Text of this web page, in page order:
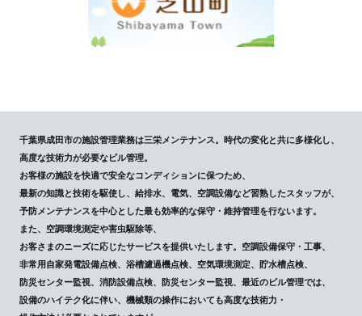
千葉県成田市の施設管理業務は三栄メンテナンス。時代の変化と共に多様化し、
高度な技術力が必要なビル管理。
お客様の施設を快適で安全なコンディションに保つため、
最新の知識と技術を駆使し、給排水、電気、空調設備など習熟したスタッフが、
予防メンテナンスを中心とした最も効率的な保守・維持管理を行ないます。
また、空調環境測定や害虫駆除等、
お客さまのニーズに応じたサービスを提供いたします。空調設備保守・工事、
非常用自家発電設備点検、浴槽濾過機点検、空気環境測定、貯水槽点検、
防災センター監視、消防設備点検、防災センター監視、最近のビル管理では、
設備のハイテク化に伴い、機械類の操作においても高度な技術力・